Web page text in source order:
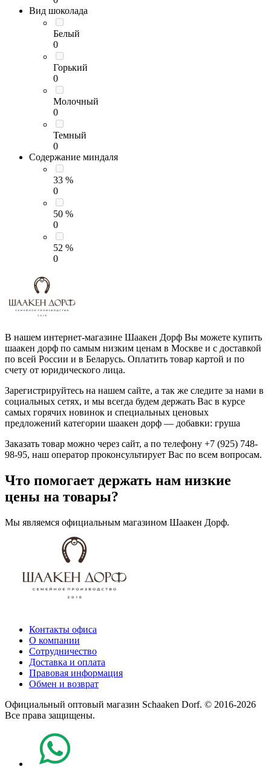
Вид шоколада
Белый
0
Горький
0
Молочный
0
Темный
0
Содержание миндаля
33 %
0
50 %
0
52 %
0
В нашем интернет-магазине Шаакен Дорф Вы можете купить
шаакен дорф по самым низким ценам в Москве и с доставкой
по всей России и в Беларусь. Оплатить товар картой и по
счету от юридического лица.
Зарегистрируйтесь на нашем сайте, а так же следите за нами в
социальных сетях, и мы всегда будем держать Вас в курсе
самых горячих новинок и специальных ценовых
предложений категории шаакен дорф — добавки: груша
Заказать товар можно через сайт, а по телефону +7 (925) 748-
98-95, наш оператор проконсультирует Вас по всем вопросам.
Что помогает держать нам низкие
цены на товары?
Мы являемся официальным магазином Шаакен Дорф.
Контакты офиса
О компании
Сотрудничество
Доставка и оплата
Правовая информация
Обмен и возврат
Официальный оптовый магазин Schaaken Dorf. © 2016-2026
Все права защищены.